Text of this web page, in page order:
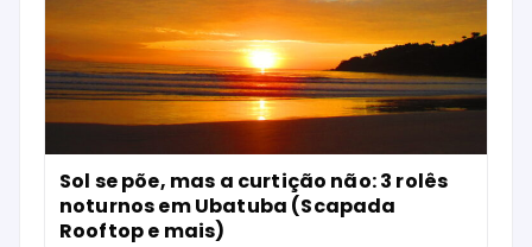
Sol se põe, mas a curtição não: 3 rolês
noturnos em Ubatuba (Scapada
Rooftop e mais)